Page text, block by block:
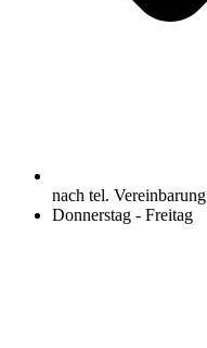
nach tel. Vereinbarung
Donnerstag - Freitag